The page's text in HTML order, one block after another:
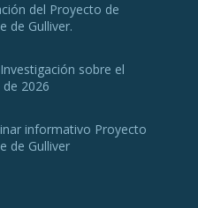
del Proyecto de
de Gulliver.
sobre el
2026
informativo Proyecto
de Gulliver